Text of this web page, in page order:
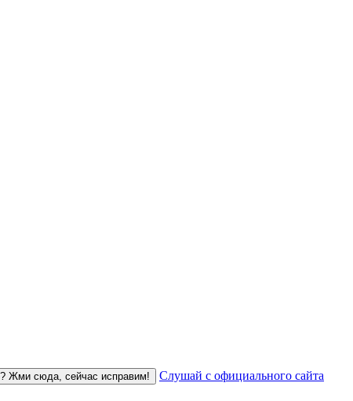
Жми сюда, сейчас исправим! Слушай с официального сайта